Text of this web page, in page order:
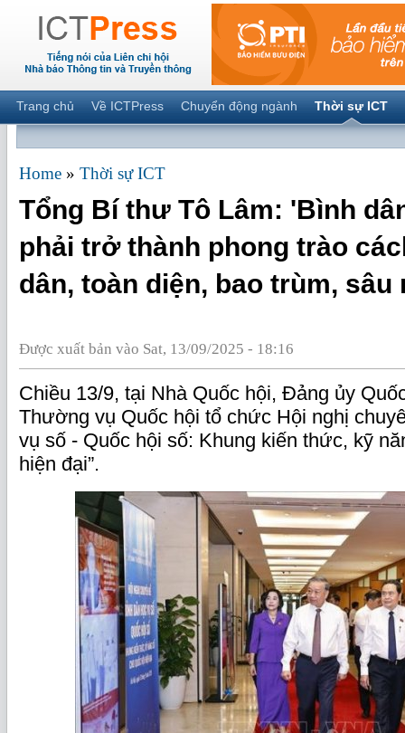
Trang chủ Về ICTPress Chuyển động ngành Thời sự ICT
Home » Thời sự ICT
Tổng Bí thư Tô Lâm: 'Bình
phải trở thành phong trào
dân, toàn diện, bao trùm, sâu
Được xuất bản vào Sat, 13/09/2025 - 18:16
Chiều 13/9, tại Nhà Quốc hội, Đảng ủy
Thường vụ Quốc hội tổ chức Hội nghị
vụ số - Quốc hội số: Khung kiến thức, kỹ
hiện đại”.